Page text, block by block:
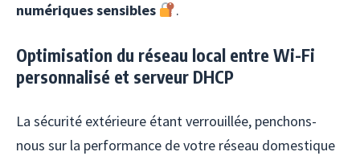
numériques sensibles
.
Optimisation du réseau local entre Wi-Fi
personnalisé et serveur DHCP
La sécurité extérieure étant verrouillée, penchons-
nous sur la performance de votre réseau domestique